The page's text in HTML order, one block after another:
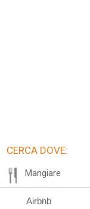
CERCA DOVE:
Mangiare
Airbnb